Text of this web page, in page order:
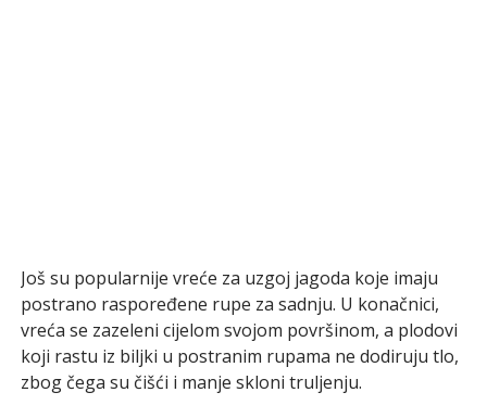
Još su popularnije vreće za uzgoj jagoda koje imaju
postrano raspoređene rupe za sadnju. U konačnici,
vreća se zazeleni cijelom svojom površinom, a plodovi
koji rastu iz biljki u postranim rupama ne dodiruju tlo,
zbog čega su čišći i manje skloni truljenju.